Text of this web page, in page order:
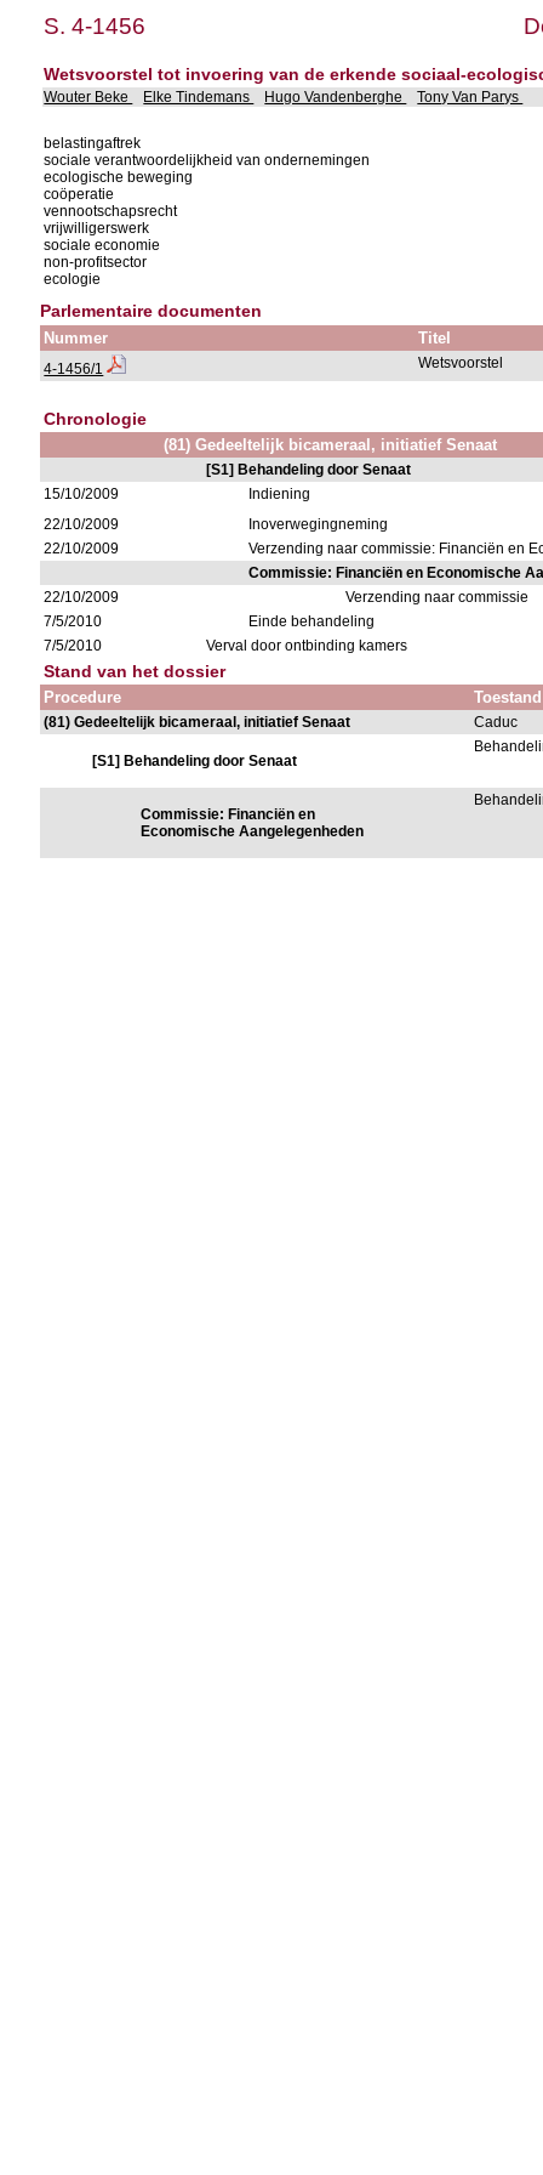
S. 4-1456
Wetsvoorstel tot invoering van de erkende sociaal-
Wouter Beke Elke Tindemans Hugo Vandenberghe Tony Van Parys
belastingaftrek
sociale verantwoordelijkheid van ondernemingen
ecologische beweging
coöperatie
vennootschapsrecht
vrijwilligerswerk
sociale economie
non-profitsector
ecologie
Parlementaire documenten
Nummer Titel
4-1456/1 Wetsvoorstel
Chronologie
(81) Gedeeltelijk bicameraal, initiatief Senaat
[S1] Behandeling door Senaat
15/10/2009
Indiening
22/10/2009
Inoverwegingneming
22/10/2009
Verzending naar commissie: Financiën en
Commissie: Financiën en Economische
22/10/2009
Verzending naar commissie
7/5/2010
Einde behandeling
7/5/2010
Verval door ontbinding kamers
Stand van het dossier
Procedure Toestand
(81) Gedeeltelijk bicameraal, initiatief Senaat Caduc
[S1] Behandeling door Senaat
Commissie: Financiën en
Economische Aangelegenheden